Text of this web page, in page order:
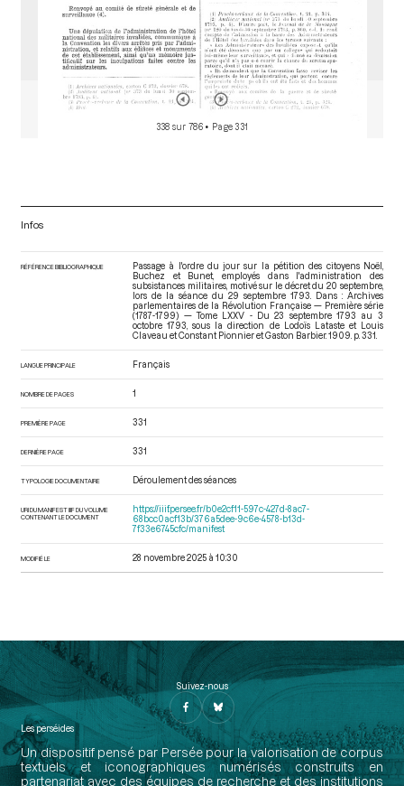
338 sur 786 • Page 331
Infos
RÉFÉRENCE BIBLIOGRAPHIQUE
Passage à l'ordre du jour sur la pétition des citoyens Noël,
Buchez et Bunet, employés dans l'administration des
subsistances militaires, motivé sur le décret du 20 septembre,
lors de la séance du 29 septembre 1793. Dans : Archives
parlementaires de la Révolution Française — Première série
(1787-1799) — Tome LXXV - Du 23 septembre 1793 au 3
octobre 1793
, sous la direction de Lodoïs Lataste et Louis
Claveau et Constant Pionnier et Gaston Barbier. 1909. p. 331.
LANGUE PRINCIPALE Français
NOMBRE DE PAGES 1
PREMIÈRE PAGE 331
DERNIÈRE PAGE 331
TYPOLOGIE DOCUMENTAIRE Déroulement des séances
URI DU MANIFEST IIIF DU VOLUME
CONTENANT LE DOCUMENT
https://iiif.persee.fr/b0e2cf11-597c-427d-8ac7-
68bcc0acf13b/376a5dee-9c6e-4578-b13d-
7f33e6745cfc/manifest
MODIFIÉ LE 28 novembre 2025 à 10:30
Suivez-nous
Les perséides
Un dispositif pensé par Persée pour la valorisation de corpus
textuels et iconographiques numérisés construits en
partenariat avec des équipes de recherche et des institutions